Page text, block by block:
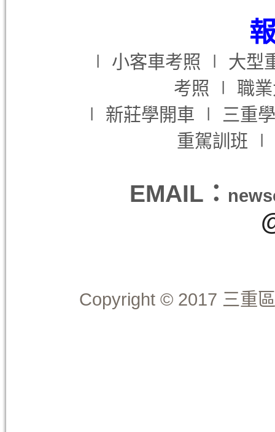
∣ 小客車考照 ∣ 大型
考照 ∣ 職
∣
新莊學開車 ∣ 三重
重駕訓班 ∣
EMAIL：
Copyright © 2017 三重